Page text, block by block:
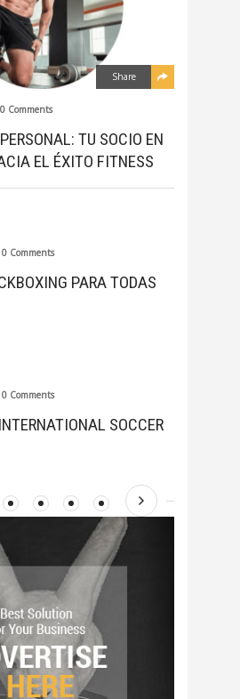
Share
0 Comments
TU SOCIO EN
EL ÉXITO FITNESS
0 Comments
PARA TODAS
0 Comments
SOCCER